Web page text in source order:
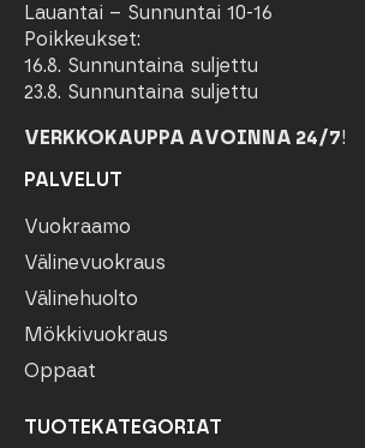
Lauantai – Sunnuntai 10-16
Poikkeukset:
16.8. Sunnuntaina suljettu
23.8. Sunnuntaina suljettu
VERKKOKAUPPA AVOINNA 24/7!
PALVELUT
Vuokraamo
Välinevuokraus
Välinehuolto
Mökkivuokraus
Oppaat
TUOTEKATEGORIAT